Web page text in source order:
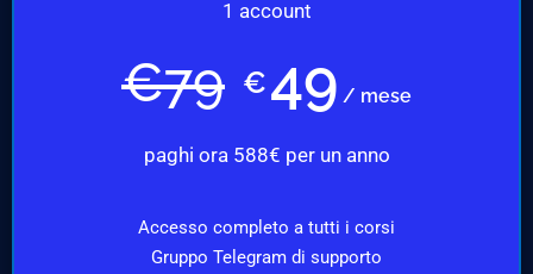
1 account
€79 €49 / mese
paghi ora 588€ per un anno
Accesso completo a tutti i corsi
Gruppo Telegram di supporto